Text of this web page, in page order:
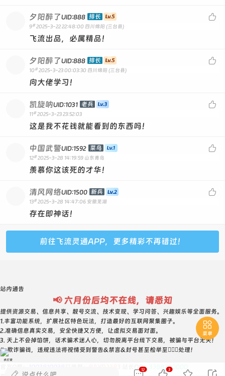

夕阳醉了UID:888 排长
9# 2025-3-22 22:48:00 四川绵阳 (三台县)
飞流出品，必属精品！

夕阳醉了UID:888 排长
10 # 2025-3-23 00:03:30 四川绵阳 (三台县)
向大佬学习！

凯旋呐UID:1031 老兵
11# 2025-3-23 23:52:03
这是我不花钱就能看到的东西吗！

中国武警UID:1592 菜鸟
12# 2025-3-28 14:19:59 山东青岛
羡慕你这该死的才华！

清风网络UID:1500 新兵
13# 2025-3-28 14:47:06 安徽芜湖
存在即神话！
前往飞流灵通APP，更多精彩不再错过！

菜单

12 3
站内通告
📢 六月份后均不在线，请悉知
提供资源交易、信息共享、靓号交流、技术变现、学习问答、兴趣娱乐等全面服务。
1.丰富功能系统，扩展社区特色玩法，打造最好的互联网聚集圈子。
2.准确信息真实交易，安全快捷又方便，让虚拟交易面对面。
3. 天上不会掉馅饼，话术骗术迷人心，切勿脱离平台线下交易，被骗与平台无关！
4. 欺诈骗钱，违规违法将视情受到警告&禁言&封号甚至检举至👮🏻‍♀️处理！
站长QQ：
3388700000
求打赏